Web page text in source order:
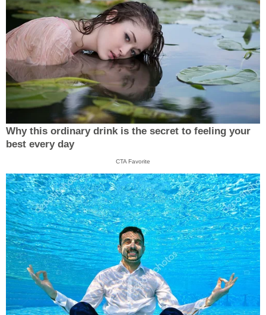
Why this ordinary drink is the secret to feeling your
best every day
CTA Favorite